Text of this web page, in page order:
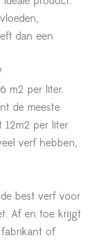
dan een
m2 per liter.
de meeste
per liter
verf hebben,
best verf voor
Af en toe krijgt
of